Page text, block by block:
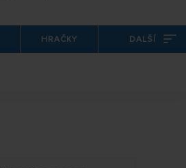
HRAČKY DALŠÍ